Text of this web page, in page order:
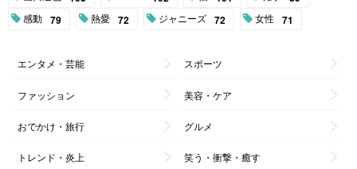
感動 79 熱愛 72 ジャニーズ 72 女性 71
エンタメ・芸能 スポーツ
ファッション 美容・ケア
おでかけ・旅行 グルメ
トレンド・炎上 笑う・衝撃・癒す